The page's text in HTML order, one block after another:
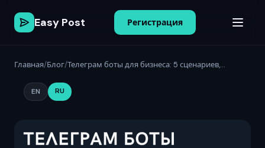
Easy Post Регистрация
Главная/Блог/Телеграм боты для бизнеса: 5 сценариев,...
EN RU